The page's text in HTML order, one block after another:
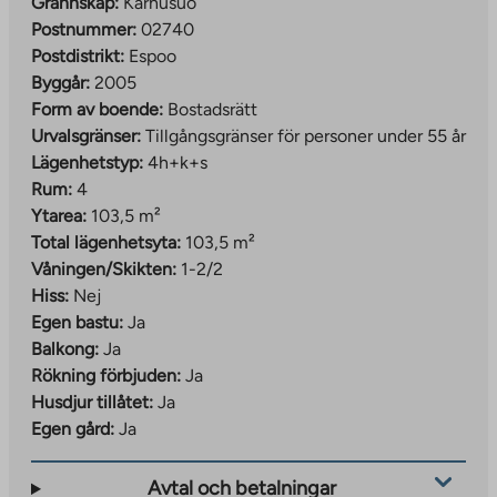
Postnummer: 02740
Postdistrikt: Espoo
Byggår: 2005
Form av boende: Bostadsrätt
Urvalsgränser: Tillgångsgränser för personer under 55 år
Lägenhetstyp: 4h+k+s
Rum: 4
Ytarea: 103,5 m²
Total lägenhetsyta: 103,5 m²
Våningen/Skikten: 1-2/2
Hiss: Nej
Egen bastu: Ja
Balkong: Ja
Rökning förbjuden: Ja
Husdjur tillåtet: Ja
Egen gård: Ja
Avtal och betalningar